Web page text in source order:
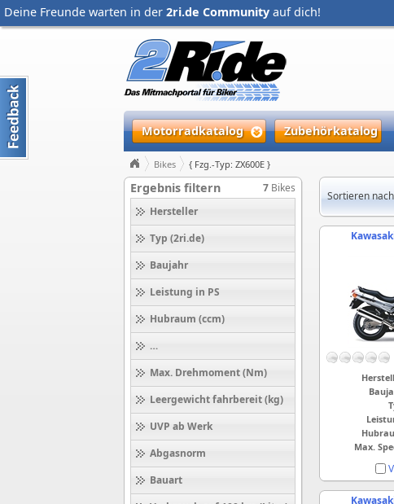
Deine Freunde warten in der 2ri.de Community auf dich!
Motorradkatalog Zubehörkatalog
Bikes { Fzg.-Typ: ZX600E }
Ergebnis filtern 7 Bikes
Hersteller
Typ (2ri.de)
Baujahr
Leistung in PS
Hubraum (ccm)
Höchstgeschwindigkeit (km/h)
Max. Drehmoment (Nm)
Leergewicht fahrbereit (kg)
UVP ab Werk
Abgasnorm
Bauart
Sortieren
Max.